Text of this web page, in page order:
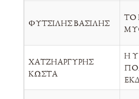
ΦΥΤΣΙΛΗΣ ΒΑΣΙΛΗΣ
ΤΟ
ΧΑΤΖΗΑΡΓΥΡΗΣ
ΚΩΣΤΑ
Η